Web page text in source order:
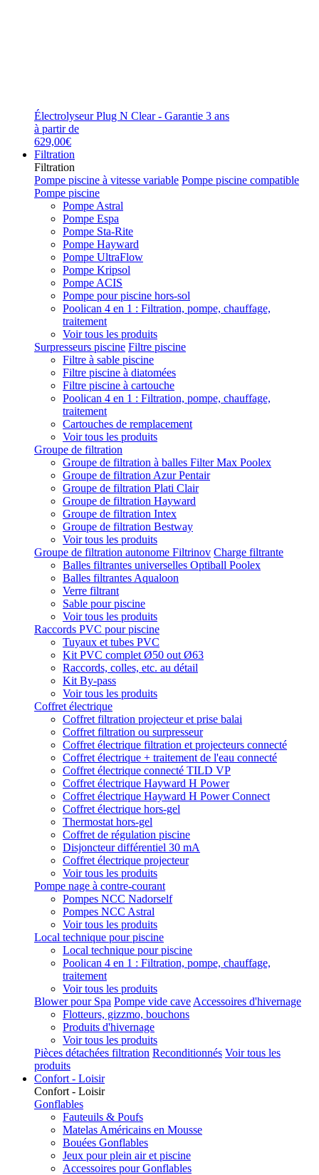
Électrolyseur Plug N Clear - Garantie 3 ans
à partir de
629,00€
Filtration
Filtration
Pompe piscine à vitesse variable Pompe piscine compatible
Pompe piscine
Pompe Astral
Pompe Espa
Pompe Sta-Rite
Pompe Hayward
Pompe UltraFlow
Pompe Kripsol
Pompe ACIS
Pompe pour piscine hors-sol
Poolican 4 en 1 : Filtration, pompe, chauffage,
traitement
Voir tous les produits
Surpresseurs piscine Filtre piscine
Filtre à sable piscine
Filtre piscine à diatomées
Filtre piscine à cartouche
Poolican 4 en 1 : Filtration, pompe, chauffage,
traitement
Cartouches de remplacement
Voir tous les produits
Groupe de filtration
Groupe de filtration à balles Filter Max Poolex
Groupe de filtration Azur Pentair
Groupe de filtration Plati Clair
Groupe de filtration Hayward
Groupe de filtration Intex
Groupe de filtration Bestway
Voir tous les produits
Groupe de filtration autonome Filtrinov Charge filtrante
Balles filtrantes universelles Optiball Poolex
Balles filtrantes Aqualoon
Verre filtrant
Sable pour piscine
Voir tous les produits
Raccords PVC pour piscine
Tuyaux et tubes PVC
Kit PVC complet Ø50 out Ø63
Raccords, colles, etc. au détail
Kit By-pass
Voir tous les produits
Coffret électrique
Coffret filtration projecteur et prise balai
Coffret filtration ou surpresseur
Coffret électrique filtration et projecteurs connecté
Coffret électrique + traitement de l'eau connecté
Coffret électrique connecté TILD VP
Coffret électrique Hayward H Power
Coffret électrique Hayward H Power Connect
Coffret électrique hors-gel
Thermostat hors-gel
Coffret de régulation piscine
Disjoncteur différentiel 30 mA
Coffret électrique projecteur
Voir tous les produits
Pompe nage à contre-courant
Pompes NCC Nadorself
Pompes NCC Astral
Voir tous les produits
Local technique pour piscine
Local technique pour piscine
Poolican 4 en 1 : Filtration, pompe, chauffage,
traitement
Voir tous les produits
Blower pour Spa Pompe vide cave Accessoires d'hivernage
Flotteurs, gizzmo, bouchons
Produits d'hivernage
Voir tous les produits
Pièces détachées filtration Reconditionnés Voir tous les
produits
Confort - Loisir
Confort - Loisir
Gonflables
Fauteuils & Poufs
Matelas Américains en Mousse
Bouées Gonflables
Jeux pour plein air et piscine
Accessoires pour Gonflables